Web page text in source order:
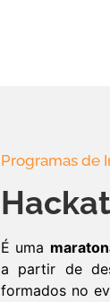
Programas de
É uma
a partir de
formados no